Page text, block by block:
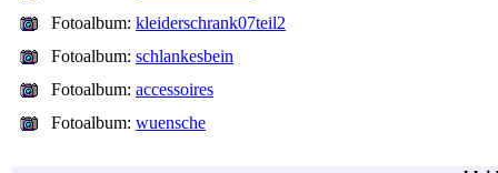
Fotoalbum: kleiderschrank07teil2
Fotoalbum: schlankesbein
Fotoalbum: accessoires
Fotoalbum: wuensche